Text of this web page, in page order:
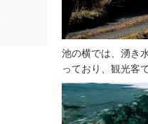
池の横では、湧き
っており、観光客